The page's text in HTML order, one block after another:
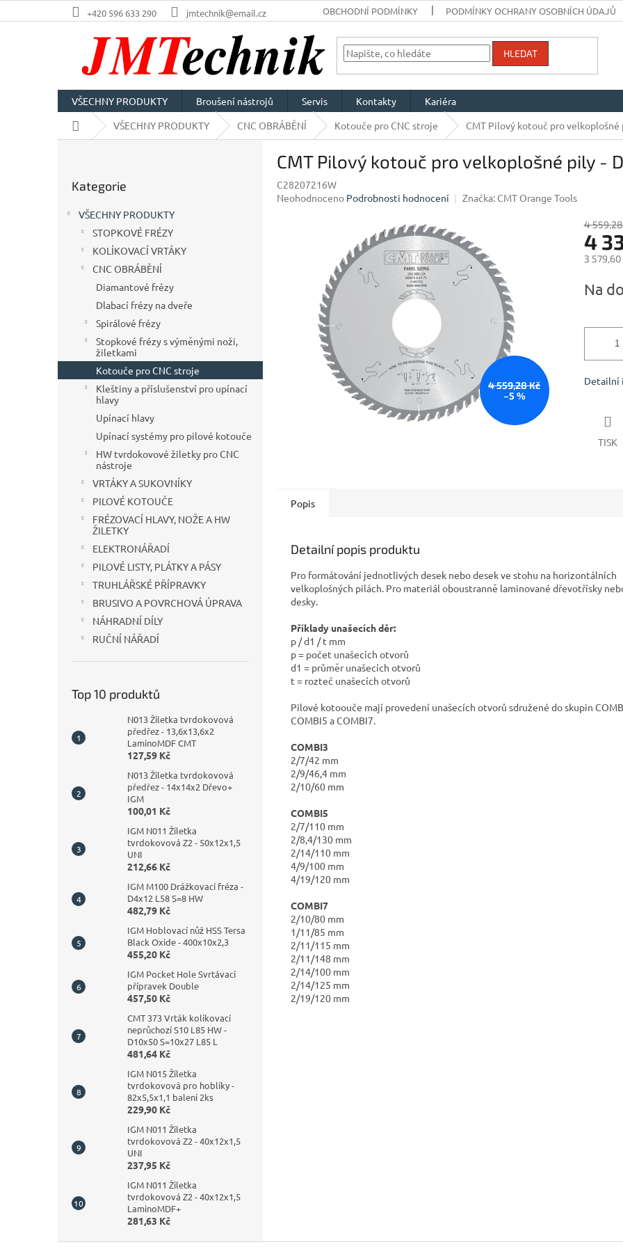
na
+420 596 633 290 jmtechnik@email.cz OBCHODNÍ PODMÍNKY PODMÍNKY OCHRANY OSOBNÍCH ÚDAJŮ
HLEDAT
VŠECHNY PRODUKTY Broušení nástrojů Servis Kontakty
Kariéra
Domů VŠECHNY PRODUKTY CNC OBRÁBĚNÍ Kotouče pro CNC stroje CMT Pilový kotouč pro velkoplošné
kategorie
Kategorie
VŠECHNY PRODUKTY
STOPKOVÉ FRÉZY
KOLÍKOVACÍ VRTÁKY
CNC OBRÁBĚNÍ
Diamantové frézy
Dlabací frézy na dveře
Spirálové frézy
Stopkové frézy s výměnými noži,
žiletkami
Kotouče pro CNC stroje
Kleštiny a příslušenství pro upínací
hlavy
Upínací hlavy
Upínací systémy pro pilové kotouče
HW tvrdokovové žiletky pro CNC
nástroje
VRTÁKY A SUKOVNÍKY
PILOVÉ KOTOUČE
FRÉZOVACÍ HLAVY, NOŽE A HW
ŽILETKY
ELEKTRONÁŘADÍ
PILOVÉ LISTY, PLÁTKY A PÁSY
TRUHLÁŘSKÉ PŘÍPRAVKY
BRUSIVO A POVRCHOVÁ ÚPRAVA
NÁHRADNÍ DÍLY
RUČNÍ NÁŘADÍ
Top 10 produktů
N013 Žiletka tvrdokovová
předřez - 13,6x13,6x2
LaminoMDF CMT
127,59 Kč
N013 Žiletka tvrdokovová
předřez - 14x14x2 Dřevo+
IGM
100,01 Kč
IGM N011 Žiletka
tvrdokovová Z2 - 50x12x1,5
UNI
212,66 Kč
IGM M100 Drážkovací fréza -
D4x12 L58 S=8 HW
482,79 Kč
IGM Hoblovací nůž HSS Tersa
Black Oxide - 400x10x2,3
455,20 Kč
IGM Pocket Hole Svrtávací
přípravek Double
457,50 Kč
CMT 373 Vrták kolíkovací
neprůchozí S10 L85 HW -
D10x50 S=10x27 L85 L
481,64 Kč
IGM N015 Žiletka
tvrdokovová pro hoblíky -
82x5,5x1,1 balení 2ks
229,90 Kč
IGM N011 Žiletka
tvrdokovová Z2 - 40x12x1,5
UNI
237,95 Kč
IGM N011 Žiletka
tvrdokovová Z2 - 40x12x1,5
LaminoMDF+
281,63 Kč
CMT Pilový kotouč pro velkoplošné pily -
C28207216W
Průměrné
Neohodnoceno Podrobnosti hodnocení Značka: CMT Orange Tools
4 559,28 Kč
–5 %
4
4
3 579,60
cena:
Na
Detailní
TISK
Popis
Detailní popis produktu
Pro formátování jednotlivých desek nebo desek ve stohu na horizontálních
velkoplošných pilách. Pro materiál oboustranně laminované dřevotřísky
desky.
Příklady unašecích děr:
p / d1 / t mm
p = počet unašecích otvorů
d1 = průměr unašecích otvorů
t = rozteč unašecích otvorů
Pilové kotoouče mají provedení unašecích otvorů sdružené do skupin
COMBI5 a COMBI7.
COMBI3
2/7/42 mm
2/9/46,4 mm
2/10/60 mm
COMBI5
2/7/110 mm
2/8,4/130 mm
2/14/110 mm
4/9/100 mm
4/19/120 mm
COMBI7
2/10/80 mm
1/11/85 mm
2/11/115 mm
2/11/148 mm
2/14/100 mm
2/14/125 mm
2/19/120 mm